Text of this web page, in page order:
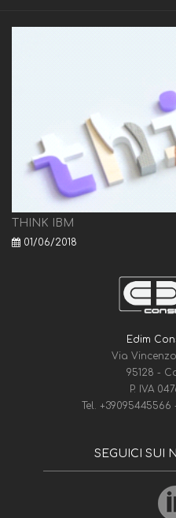
THINK IBM
01/06/2018
Edim
Via
95128 -
P. IVA
Tel. +39095445566
SEGUICI SUI